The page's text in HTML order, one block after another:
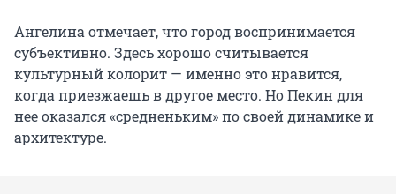
Ангелина отмечает, что город воспринимается
субъективно. Здесь хорошо считывается
культурный колорит — именно это нравится,
когда приезжаешь в другое место. Но Пекин для
нее оказался «средненьким» по своей динамике и
архитектуре.